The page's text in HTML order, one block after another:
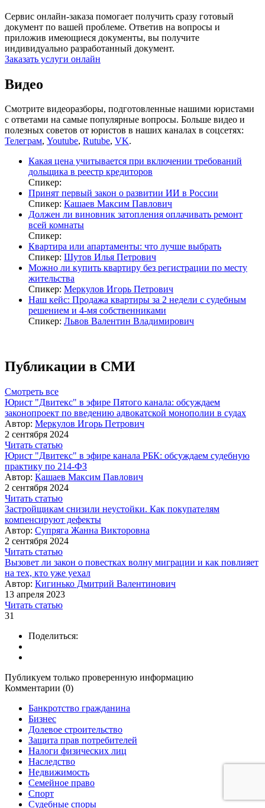
Сервис онлайн-заказа помогает получить сразу готовый
документ по вашей проблеме. Ответив на вопросы и
приложив имеющиеся документы, вы получите
индивидуально разработанный документ.
Заказать услуги онлайн
Видео
Смотрите видеоразборы, подготовленные нашими юристами
с ответами на самые популярные вопросы. Больше видео и
полезных советов от юристов в наших каналах в соцсетях:
Телеграм, Youtube, Rutube, VK.
Какая цена учитывается при включении требований
дольщика в реестр кредиторов
Спикер:
Принят первый закон о развитии ИИ в России
Спикер: Кашаев Максим Павлович
Должен ли виновник затопления оплачивать ремонт
всей комнаты
Спикер:
Квартира или апартаменты: что лучше выбрать
Спикер: Шутов Илья Петрович
Можно ли купить квартиру без регистрации по месту
жительства
Спикер: Меркулов Игорь Петрович
Наш кейс: Продажа квартиры за 2 недели с судебным
решением и 4-мя собственниками
Спикер: Львов Валентин Владимирович
Публикации в СМИ
Смотреть все
Юрист "Двитекс" в эфире Пятого канала: обсуждаем
законопроект по введению адвокатской монополии в судах
Автор: Меркулов Игорь Петрович
2 сентября 2024
Читать статью
Юрист "Двитекс" в эфире канала РБК: обсуждаем судебную
практику по 214-ФЗ
Автор: Кашаев Максим Павлович
2 сентября 2024
Читать статью
Застройщикам снизили неустойки. Как покупателям
компенсируют дефекты
Автор: Супряга Жанна Викторовна
2 сентября 2024
Читать статью
Вызовет ли закон о повестках волну миграции и как повлияет
на тех, кто уже уехал
Автор: Кигинько Дмитрий Валентинович
13 апреля 2023
Читать статью
31
Поделиться:
Публикуем только проверенную информацию
Комментарии (0)
Банкротство гражданина
Бизнес
Долевое строительство
Защита прав потребителей
Налоги физических лиц
Наследство
Недвижимость
Семейное право
Спорт
Судебные споры